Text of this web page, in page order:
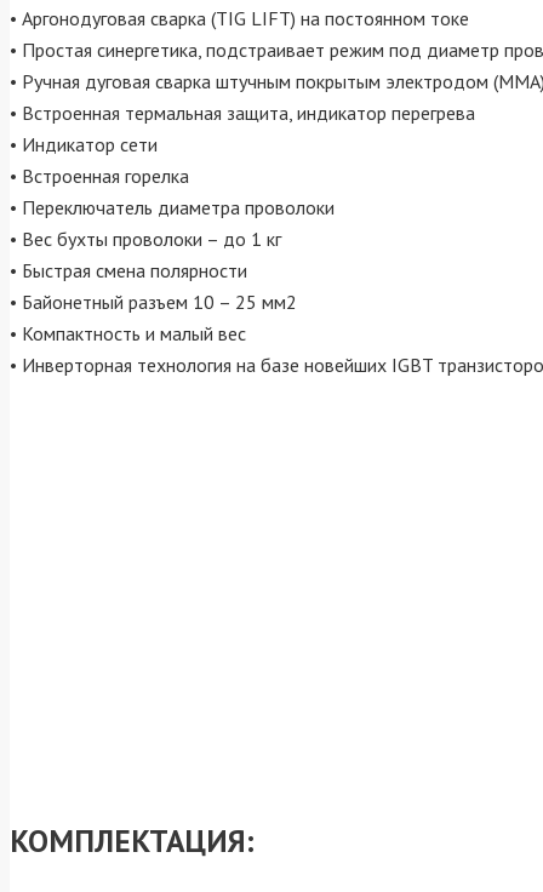
• Аргонодуговая сварка (TIG LIFT) на постоянном токе
• Простая синергетика, подстраивает режим под диаметр
• Ручная дуговая сварка штучным покрытым электродом
• Встроенная термальная защита, индикатор перегрева
• Индикатор сети
• Встроенная горелка
• Переключатель диаметра проволоки
• Вес бухты проволоки – до 1 кг
• Быстрая смена полярности
• Байонетный разъем 10 – 25 мм2
• Компактность и малый вес
• Инверторная технология на базе новейших IGBT
КОМПЛЕКТАЦИЯ: